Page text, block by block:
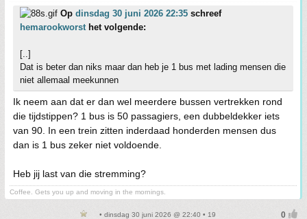
Op dinsdag 30 juni 2026 22:35 schreef
hemarookworst het volgende:
[..]
Dat is beter dan niks maar dan heb je 1 bus met lading mensen die
niet allemaal meekunnen
Ik neem aan dat er dan wel meerdere bussen vertrekken rond
die tijdstippen? 1 bus is 50 passagiers, een dubbeldekker iets
van 90. In een trein zitten inderdaad honderden mensen dus
dan is 1 bus zeker niet voldoende.
Heb jij last van die stremming?
Coffee. Gets you up and moving in the mornings.
• dinsdag 30 juni 2026 @ 22:40 • 19